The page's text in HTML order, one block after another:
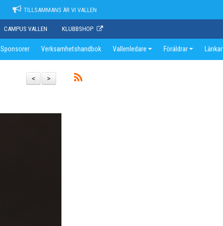
TILLSAMMANS ÄR VI VALLEN
CAMPUS VALLEN KLUBBSHOP
Sponsorer Verksamhetshandbok Vallenledare Föräldrar Länkar
>
<